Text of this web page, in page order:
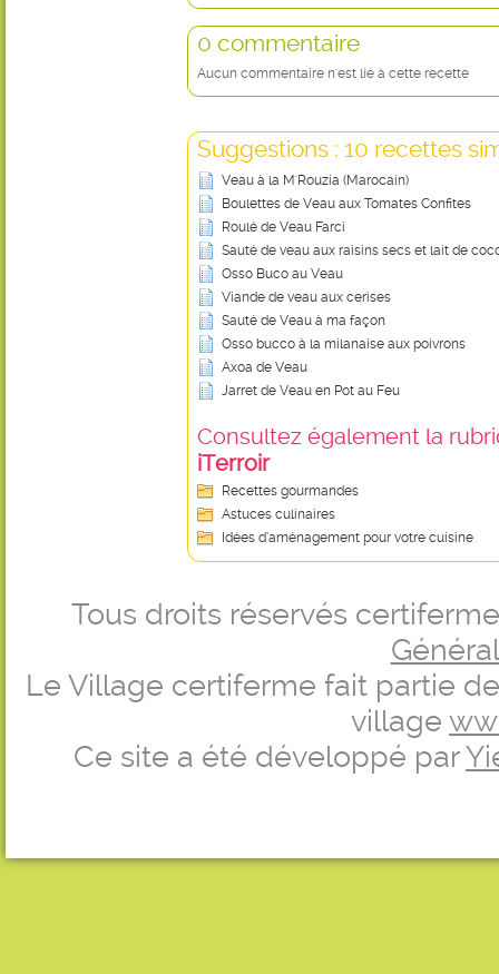
0 commentaire
Aucun commentaire n'est lié à cette recette
Suggestions : 10 recettes
Veau à la M'Rouzia (Marocain)
Boulettes de Veau aux Tomates Confites
Roulé de Veau Farci
Sauté de veau aux raisins secs et lait de
Osso Buco au Veau
Viande de veau aux cerises
Sauté de Veau à ma façon
Osso bucco à la milanaise aux poivrons
Axoa de Veau
Jarret de Veau en Pot au Feu
Consultez également la
iTerroir
Recettes gourmandes
Astuces culinaires
Idées d’aménagement pour votre cuisine
Tous droits réservés
Le Village certiferme fait partie
village
Ce site a été développé par